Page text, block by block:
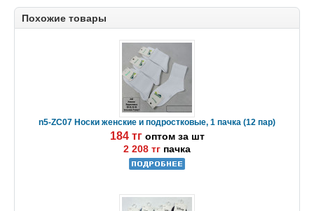
Похожие товары
n5-ZC07 Носки женские и подростковые, 1 пачка (12 пар)
184 тг оптом за шт
2 208 тг пачка